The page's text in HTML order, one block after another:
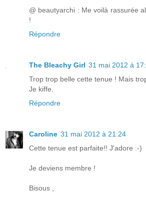
@ beautyarchi : Me voilà rassurée
!
Répondre
The Bleachy Girl 31 mai 2012 à
Trop trop belle cette tenue ! Mais
Je kiffe.
Répondre
Caroline 31 mai 2012 à 21:24
Cette tenue est parfaite!! J'adore :-)
Je deviens membre !
Bisous ,